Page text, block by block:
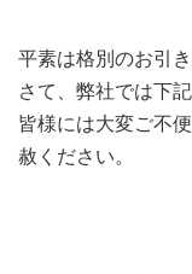
平素は格別のお引
さて、弊社では下
皆様には大変ご不
赦ください。